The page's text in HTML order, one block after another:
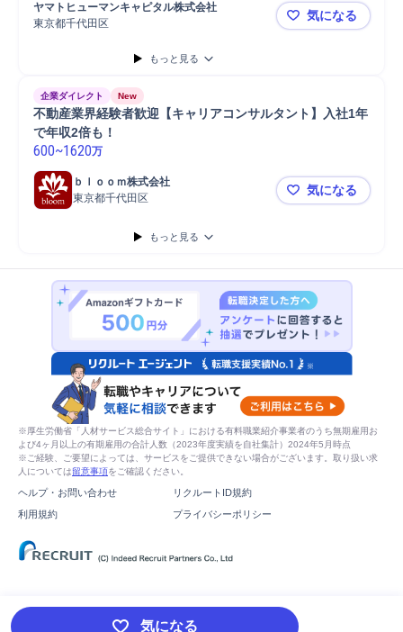
ヤマトヒューマンキャピタル株式会社
東京都千代田区
ヤマトヒュ
気になる
もっと見る
企業ダイレクト New
不動産業界経験者歓迎【キャリアコンサルタント】入社1年
で年収2倍も！
600~1620万
ｂｌｏｏｍ株式会社
東京都千代田区
不動産業界
気になる
もっと見る
気になる
※厚生労働省「人材サービス総合サイト」における有料職業紹介事業者のうち無期雇用お
よび4ヶ月以上の有期雇用の合計人数（2023年度実績を自社集計）2024年5月時点
※ご経験、ご要望によっては、サービスをご提供できない場合がございます。取り扱い求
人については留意事項をご確認ください。
ヘルプ・お問い合わせ
リクルートID規約
利用規約
プライバシーポリシー